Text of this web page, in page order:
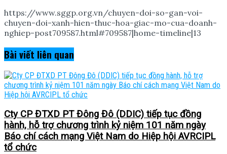
https://www.sggp.org.vn/chuyen-doi-so-gan-voi-
chuyen-doi-xanh-hien-thuc-hoa-giac-mo-cua-doanh-
nghiep-post709587.html#709587|home-timeline|13
Bài viết liên quan
Cty CP ĐTXD PT Đông Đô (DDIC) tiếp tục đồng
hành, hỗ trợ chương trình kỷ niệm 101 năm ngày
Báo chí cách mạng Việt Nam do Hiệp hội AVRCIPL
tổ chức